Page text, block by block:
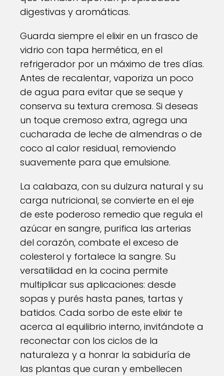
digestivas y aromáticas.
Guarda siempre el elixir en un frasco de
vidrio con tapa hermética, en el
refrigerador por un máximo de tres días.
Antes de recalentar, vaporiza un poco
de agua para evitar que se seque y
conserva su textura cremosa. Si deseas
un toque cremoso extra, agrega una
cucharada de leche de almendras o de
coco al calor residual, removiendo
suavemente para que emulsione.
La calabaza, con su dulzura natural y su
carga nutricional, se convierte en el eje
de este poderoso remedio que regula el
azúcar en sangre, purifica las arterias
del corazón, combate el exceso de
colesterol y fortalece la sangre. Su
versatilidad en la cocina permite
multiplicar sus aplicaciones: desde
sopas y purés hasta panes, tartas y
batidos. Cada sorbo de este elixir te
acerca al equilibrio interno, invitándote a
reconectar con los ciclos de la
naturaleza y a honrar la sabiduría de
las plantas que curan y embellecen